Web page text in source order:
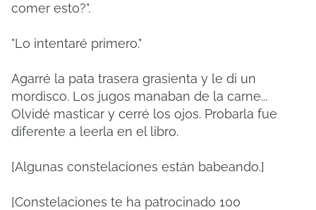
comer esto?".
"Lo intentaré primero."
Agarré la pata trasera grasienta y le di un
mordisco. Los jugos manaban de la carne...
Olvidé masticar y cerré los ojos. Probarla fue
diferente a leerla en el libro.
[Algunas constelaciones están babeando.]
[Constelaciones te ha patrocinado 100